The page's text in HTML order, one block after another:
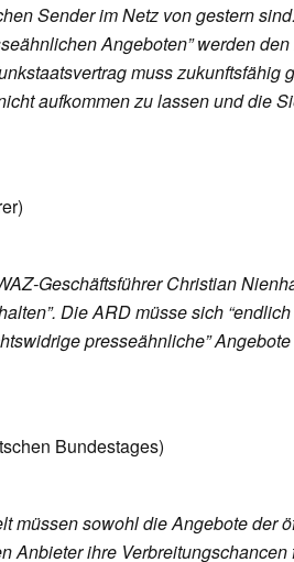
Sender im Netz von gestern
Angeboten” werden
muss zukunftsfähig
aufkommen zu lassen und die
Geschäftsführer Christian
Die ARD müsse sich
presseähnliche” Angebote
Bundestages)
müssen sowohl die Angebote der
Anbieter ihre Verbreitungschancen